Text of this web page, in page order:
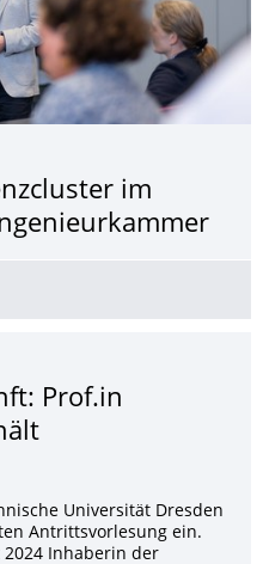
im
Prof.in
Universität Dresden
Antrittsvorlesung ein.
2024 Inhaberin der